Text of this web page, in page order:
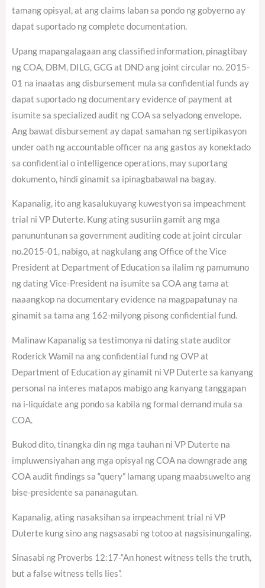
tamang opisyal, at ang claims laban sa pondo ng gobyerno ay
dapat suportado ng complete documentation.
Upang mapangalagaan ang classified information, pinagtibay
ng COA, DBM, DILG, GCG at DND ang joint circular no. 2015-
01 na inaatas ang disbursement mula sa confidential funds ay
dapat suportado ng documentary evidence of payment at
isumite sa specialized audit ng COA sa selyadong envelope.
Ang bawat disbursement ay dapat samahan ng sertipikasyon
under oath ng accountable officer na ang gastos ay konektado
sa confidential o intelligence operations, may suportang
dokumento, hindi ginamit sa ipinagbabawal na bagay.
Kapanalig, ito ang kasalukuyang kuwestyon sa impeachment
trial ni VP Duterte. Kung ating susuriin gamit ang mga
panununtunan sa government auditing code at joint circular
no.2015-01, nabigo, at nagkulang ang Office of the Vice
President at Department of Education sa ilalim ng pamumuno
ng dating Vice-President na isumite sa COA ang tama at
naaangkop na documentary evidence na magpapatunay na
ginamit sa tama ang 162-milyong pisong confidential fund.
Malinaw Kapanalig sa testimonya ni dating state auditor
Roderick Wamil na ang confidential fund ng OVP at
Department of Education ay ginamit ni VP Duterte sa kanyang
personal na interes matapos mabigo ang kanyang tanggapan
na i-liquidate ang pondo sa kabila ng formal demand mula sa
COA.
Bukod dito, tinangka din ng mga tauhan ni VP Duterte na
impluwensiyahan ang mga opisyal ng COA na downgrade ang
COA audit findings sa “query” lamang upang maabsuwelto ang
bise-presidente sa pananagutan.
Kapanalig, ating nasaksihan sa impeachment trial ni VP
Duterte kung sino ang nagsasabi ng totoo at nagsisinungaling.
Sinasabi ng Proverbs 12:17-“An honest witness tells the truth,
but a false witness tells lies”.